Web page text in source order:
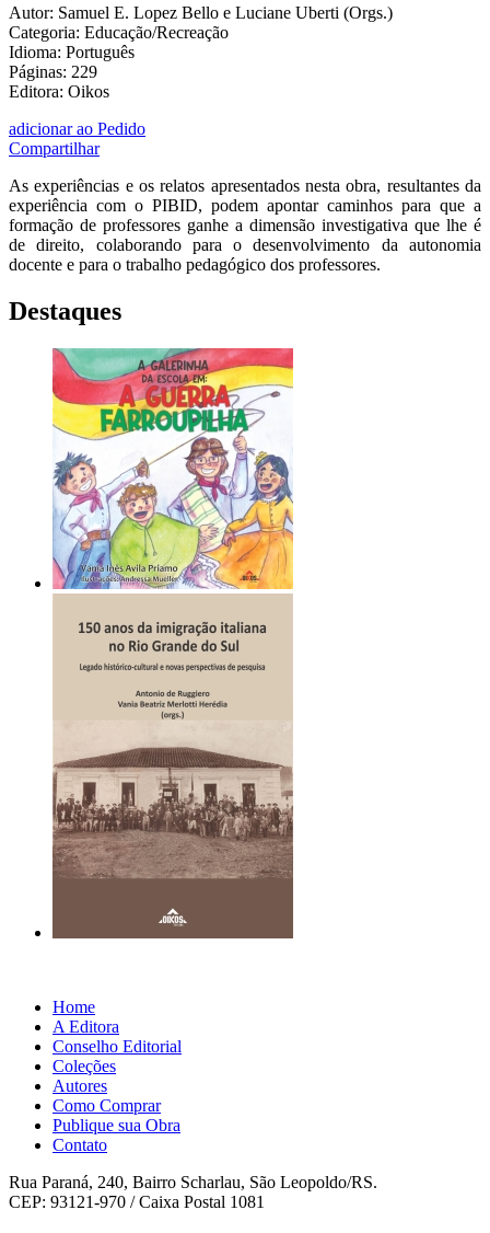
Autor: Samuel E. Lopez Bello e Luciane Uberti (Orgs.)
Categoria: Educação/Recreação
Idioma: Português
Páginas: 229
Editora: Oikos
adicionar ao Pedido
Compartilhar
As experiências e os relatos apresentados nesta obra, resultantes da
experiência com o PIBID, podem apontar caminhos para que a
formação de professores ganhe a dimensão investigativa que lhe é
de direito, colaborando para o desenvolvimento da autonomia
docente e para o trabalho pedagógico dos professores.
Destaques
Home
A Editora
Conselho Editorial
Coleções
Autores
Como Comprar
Publique sua Obra
Contato
Rua Paraná, 240, Bairro Scharlau, São Leopoldo/RS.
CEP: 93121-970 / Caixa Postal 1081